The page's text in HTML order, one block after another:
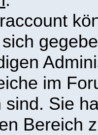
im
sind. Sie
Bereich